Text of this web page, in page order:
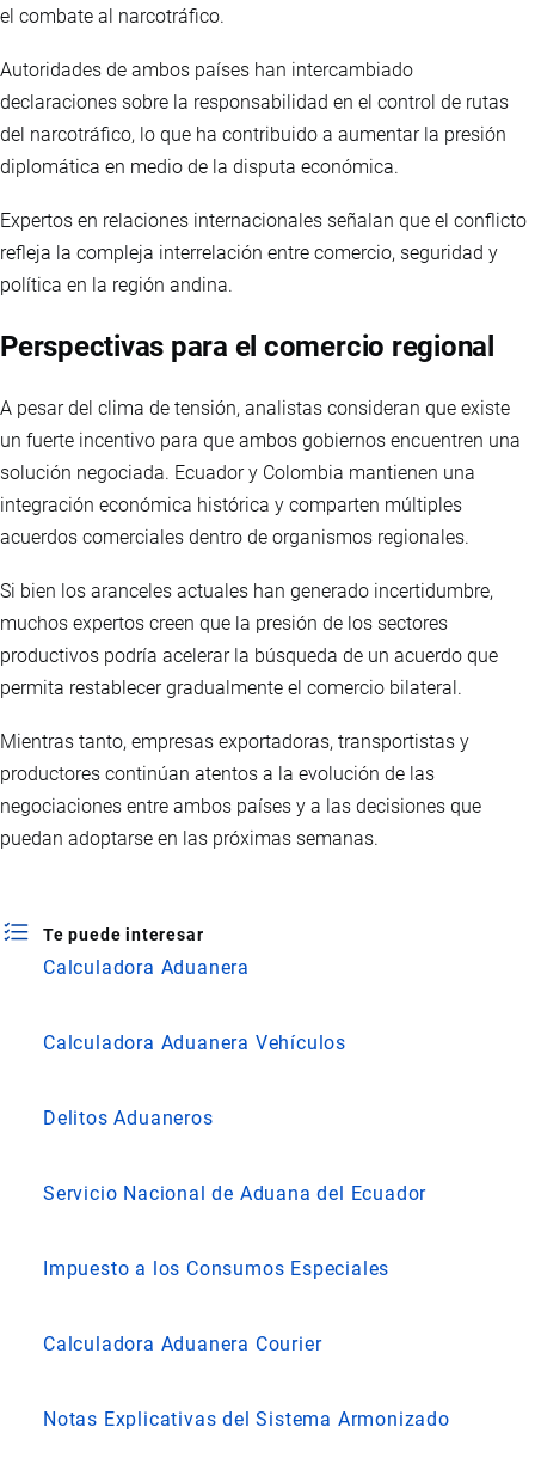
el combate al narcotráfico.
Autoridades de ambos países han intercambiado
declaraciones sobre la responsabilidad en el control de rutas
del narcotráfico, lo que ha contribuido a aumentar la presión
diplomática en medio de la disputa económica.
Expertos en relaciones internacionales señalan que el conflicto
refleja la compleja interrelación entre comercio, seguridad y
política en la región andina.
Perspectivas para el comercio regional
A pesar del clima de tensión, analistas consideran que existe
un fuerte incentivo para que ambos gobiernos encuentren una
solución negociada. Ecuador y Colombia mantienen una
integración económica histórica y comparten múltiples
acuerdos comerciales dentro de organismos regionales.
Si bien los aranceles actuales han generado incertidumbre,
muchos expertos creen que la presión de los sectores
productivos podría acelerar la búsqueda de un acuerdo que
permita restablecer gradualmente el comercio bilateral.
Mientras tanto, empresas exportadoras, transportistas y
productores continúan atentos a la evolución de las
negociaciones entre ambos países y a las decisiones que
puedan adoptarse en las próximas semanas.
Te puede interesar
Calculadora Aduanera
Calculadora Aduanera Vehículos
Delitos Aduaneros
Servicio Nacional de Aduana del Ecuador
Impuesto a los Consumos Especiales
Calculadora Aduanera Courier
Notas Explicativas del Sistema Armonizado